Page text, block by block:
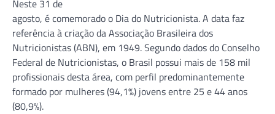
Neste 31 de
agosto, é comemorado o Dia do Nutricionista. A data faz
referência à criação da Associação Brasileira dos
Nutricionistas (ABN), em 1949. Segundo dados do Conselho
Federal de Nutricionistas, o Brasil possui mais de 158 mil
profissionais desta área, com perfil predominantemente
formado por mulheres (94,1%) jovens entre 25 e 44 anos
(80,9%).